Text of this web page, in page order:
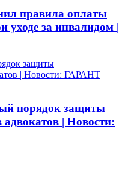
правила оплаты
за инвалидом |
защиты
| Новости: ГАРАНТ
порядок защиты
| Новости: